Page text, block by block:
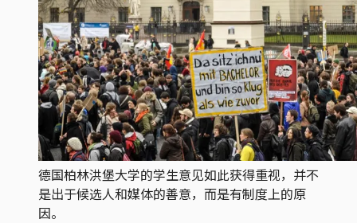
德国柏林洪堡大学的学生意见如此获得重视，并不
是出于候选人和媒体的善意，而是有制度上的原
因。